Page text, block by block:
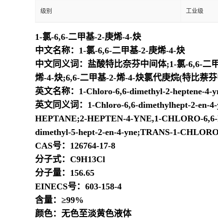
级别 工业级
1-氯-6,6-二甲基-2-庚烯-4-炔
中文名称：1-氯-6,6-二甲基-2-庚烯-4-炔
中文同义词：盐酸特比奈芬中间体;1-氯-6,6-二
烯-4-炔;6,6-二甲基-2-烯-4-炔氯代庚烷(特比萘
英文名称：1-Chloro-6,6-dimethyl-2-heptene-4-
英文同义词：1-Chloro-6,6-dimethylhept-2-en-
HEPTANE;2-HEPTEN-4-YNE,1-CHLORO-
dimethyl-5-hept-2-en-4-yne;TRANS-1-
CAS号：126764-17-8
分子式：C9H13Cl
分子量：156.65
EINECS号：603-158-4
含量：≥99%
颜色：无色至淡黄色液体